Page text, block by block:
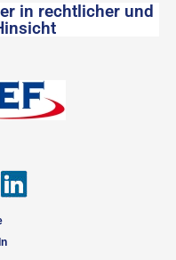
in rechtlicher und